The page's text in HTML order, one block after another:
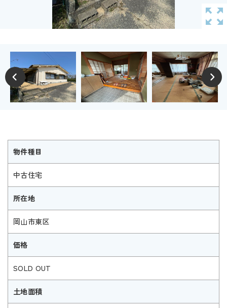
物件種目
中古住宅
所在地
岡山市東区
価格
SOLD OUT
土地面積